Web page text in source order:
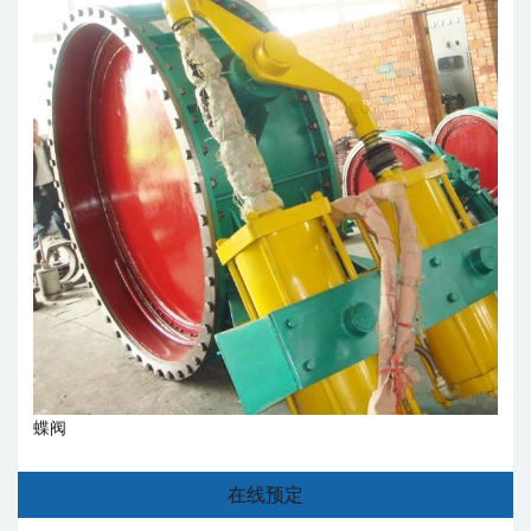
蝶阀
在线预定